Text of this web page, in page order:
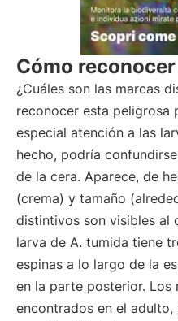
Cómo
¿Cuáles son las marcas
reconocer esta peligrosa
especial atención a las
hecho, podría
de la cera. Aparece, de
(crema) y tamaño
distintivos son visibles al
larva de A. tumida tiene
espinas a lo largo de la
en la parte posterior. Los
encontrados en el